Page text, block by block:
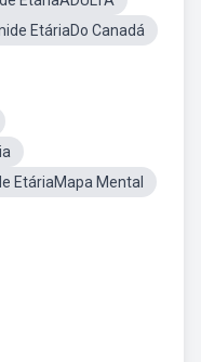
EtáriaDo Canadá
EtáriaMapa Mental